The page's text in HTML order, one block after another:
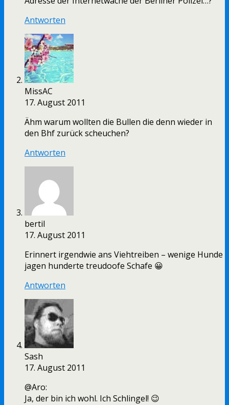
Antworten
MissAC
17. August 2011
Ähm warum wollten die Bullen die denn wieder in
den Bhf zurück scheuchen?
Antworten
bertil
17. August 2011
Erinnert irgendwie ans Viehtreiben – wenige Hunde
jagen hunderte treudoofe Schafe 😀
Antworten
Sash
17. August 2011
@Aro:
Ja, der bin ich wohl. Ich Schlingel! 😉